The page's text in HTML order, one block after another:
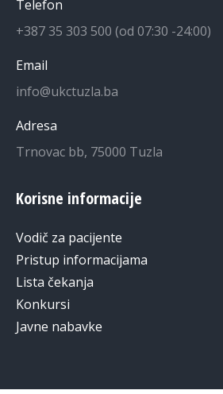
Telefon
+387 35 303 500 (od 07:30 -24:00)
Email
info@ukctuzla.ba
Adresa
Trnovac bb, 75000 Tuzla
Korisne informacije
Vodič za pacijente
Pristup informacijama
Lista čekanja
Konkursi
Javne nabavke